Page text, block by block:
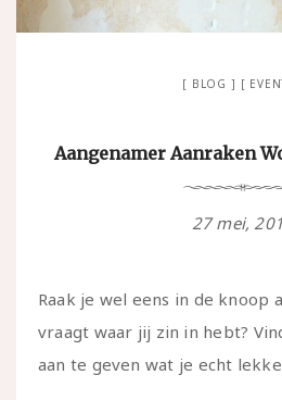
BLOG
Aangenamer Aanraken
27 mei,
Raak je wel eens in de knoop
vraagt waar jij zin in hebt?
aan te geven wat je echt